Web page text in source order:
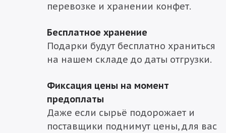
перевозке и хранении конфет.
Бесплатное хранение
Подарки будут бесплатно храниться
на нашем складе до даты отгрузки.
Фиксация цены на момент
предоплаты
Даже если сырьё подорожает и
поставщики поднимут цены, для вас